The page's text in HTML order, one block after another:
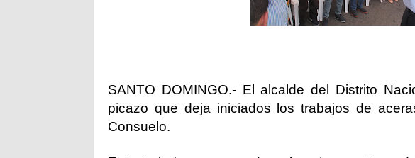
SANTO DOMINGO.- El alcalde del Distrito
picazo que deja iniciados los trabajos de
Consuelo.